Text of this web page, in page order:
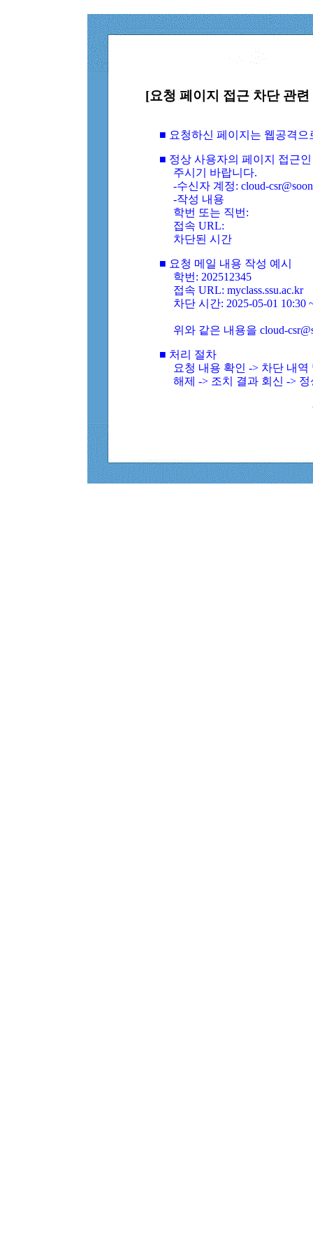
[요청 페이지 접근 차단 관
■ 요청하신 페이지는 웹공격
■ 정상 사용자의 페이지 접근
주시기 바랍니다.
-수신자 계정: cloud-
-작성 내용
학번 또는 직번:
접속 URL:
차단된 시간
■ 요청 메일 내용 작성 예시
학번: 202512345
접속 URL: myclass.ssu.ac.kr
차단 시간: 2025-05-01 10:30
위와 같은 내용을 cloud-
■ 처리 절차
요청 내용 확인 -> 차단 내
해제 -> 조치 결과 회신 ->